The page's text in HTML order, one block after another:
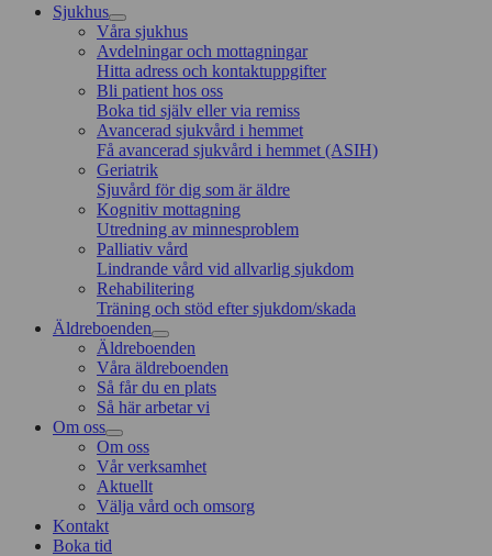
Sjukhus
Våra sjukhus
Avdelningar och mottagningar
Hitta adress och kontaktuppgifter
Bli patient hos oss
Boka tid själv eller via remiss
Avancerad sjukvård i hemmet
Få avancerad sjukvård i hemmet (ASIH)
Geriatrik
Sjuvård för dig som är äldre
Kognitiv mottagning
Utredning av minnesproblem
Palliativ vård
Lindrande vård vid allvarlig sjukdom
Rehabilitering
Träning och stöd efter sjukdom/skada
Äldreboenden
Äldreboenden
Våra äldreboenden
Så får du en plats
Så här arbetar vi
Om oss
Om oss
Vår verksamhet
Aktuellt
Välja vård och omsorg
Kontakt
Boka tid